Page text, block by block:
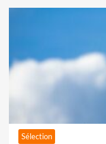
Sélection